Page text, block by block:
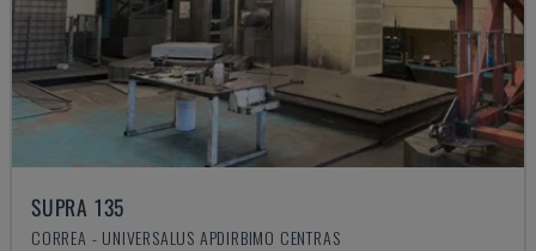
SUPRA 135
CORREA - UNIVERSALUS APDIRBIMO CENTRAS